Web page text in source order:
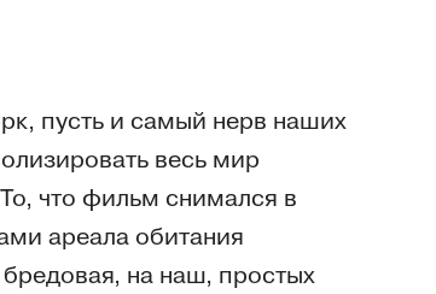
пусть и самый нерв наших
весь мир
что фильм снимался в
ареала обитания
на наш, простых